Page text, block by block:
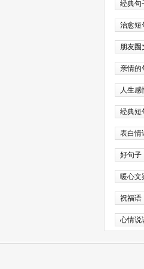
经典句
治愈短
朋友圈
亲情的
人生感
经典短
表白情
好句子
暖心文
祝福语
心情说